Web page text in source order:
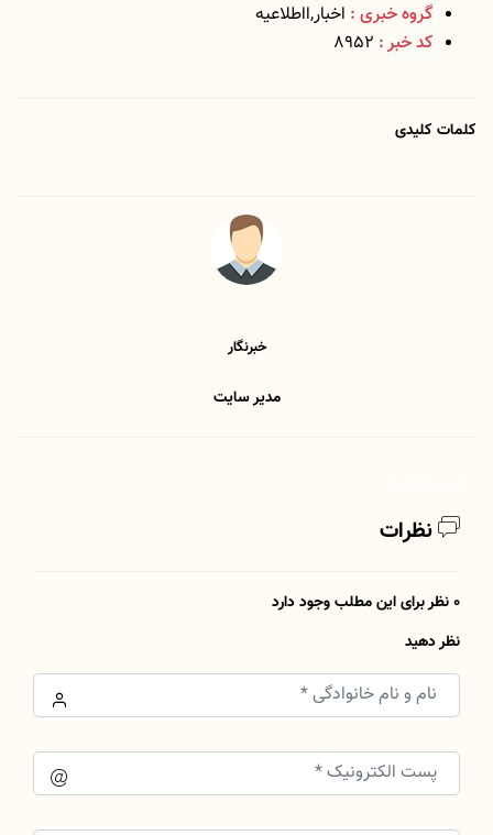
گروه خبری : اخبار,ااطلاعیه
کد خبر : 8952
کلمات کلیدی
خبرنگار
مدیر سایت
نظرات
0 نظر برای این مطلب وجود دارد
نظر دهید